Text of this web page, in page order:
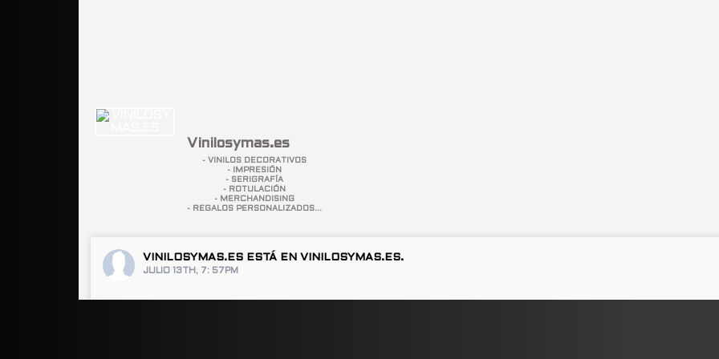
Vinilosymas.es
- VINILOS DECORATIVOS
- IMPRESIÓN
- SERIGRAFÍA
- ROTULACIÓN
- MERCHANDISING
- REGALOS PERSONALIZADOS...
VINILOSYMAS.ES ESTÁ EN VINILOSYMAS.ES.
JULIO 13TH, 7: 57PM